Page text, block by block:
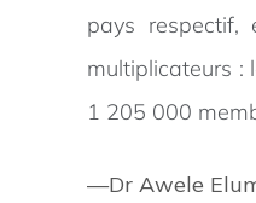
pays respectif,
multiplicateurs :
1 205 000
—Dr Awele